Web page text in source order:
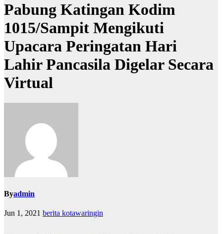
Pabung Katingan Kodim
1015/Sampit Mengikuti
Upacara Peringatan Hari
Lahir Pancasila Digelar Secara
Virtual
Byadmin
Jun 1, 2021 berita kotawaringin